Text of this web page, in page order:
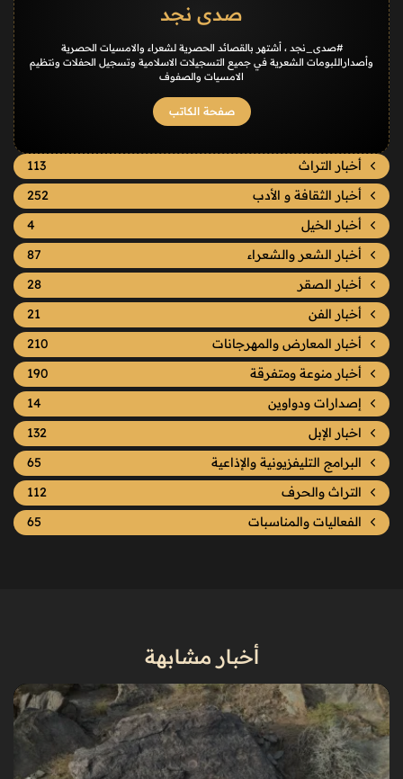
صدى نجد
#صدى_نجد ، أشتهر بالقصائد الحصرية لشعراء والامسيات الحصرية
وأصداراللبومات الشعرية في جميع التسجيلات الاسلامية وتسجيل الحفلات ونتظيم
الامسيات والصفوف
صفحة الكاتب
أخبار التراث
113
أخبار الثقافة و الأدب
252
أخبار الخيل
4
أخبار الشعر والشعراء
87
أخبار الصقر
28
أخبار الفن
21
أخبار المعارض والمهرجانات
210
أخبار منوعة ومتفرقة
190
إصدارات ودواوين
14
اخبار الإبل
132
البرامج التليفزيونية والإذاعية
65
التراث والحرف
112
الفعاليات والمناسبات
65
أخبار مشابهة